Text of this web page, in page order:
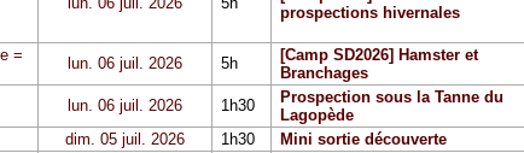
prospections hivernales
=
lun. 06 juil. 2026 5h
[Camp SD2026] Hamster et
Branchages
lun. 06 juil. 2026 1h30
Prospection sous la Tanne du
Lagopède
dim. 05 juil. 2026
1h30 Mini sortie découverte